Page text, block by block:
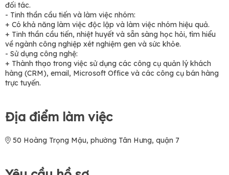
đối tác.
- Tinh thần cầu tiến và làm việc nhóm:
+ Có khả năng làm việc độc lập và làm việc nhóm hiệu quả.
+ Tinh thần cầu tiến, nhiệt huyết và sẵn sàng học hỏi, tìm hiểu
về ngành công nghiệp xét nghiệm gen và sức khỏe.
- Sử dụng công nghệ:
+ Thành thạo trong việc sử dụng các công cụ quản lý khách
hàng (CRM), email, Microsoft Office và các công cụ bán hàng
trực tuyến.
Địa điểm làm việc
50 Hoàng Trọng Mậu, phường Tân Hưng, quận 7